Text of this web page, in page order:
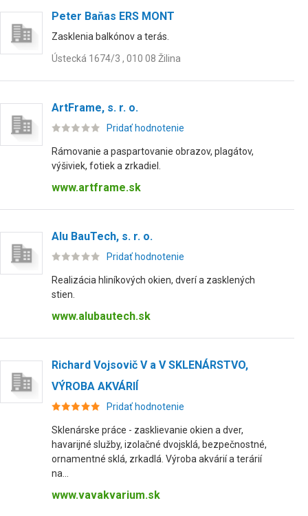
Peter Baňas ERS MONT
Zasklenia balkónov a terás.
Ústecká 1674/3 , 010 08 Žilina
ArtFrame, s. r. o.
Pridať hodnotenie
Rámovanie a paspartovanie obrazov, plagátov,
výšiviek, fotiek a zrkadiel.
www.artframe.sk
Alu BauTech, s. r. o.
Pridať hodnotenie
Realizácia hliníkových okien, dverí a zasklených
stien.
www.alubautech.sk
Richard Vojsovič V a V SKLENÁRSTVO,
VÝROBA AKVÁRIÍ
Pridať hodnotenie
Sklenárske práce - zasklievanie okien a dver,
havarijné služby, izolačné dvojsklá, bezpečnostné,
ornamentné sklá, zrkadlá. Výroba akvárií a terárií
na...
www.vavakvarium.sk